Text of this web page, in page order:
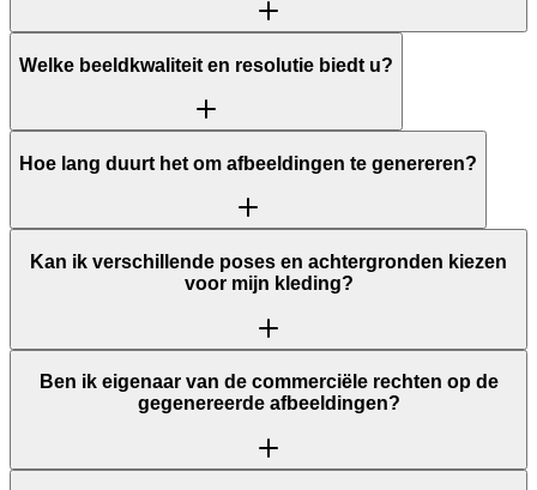
Welke beeldkwaliteit en resolutie biedt u?
Hoe lang duurt het om afbeeldingen te genereren?
Kan ik verschillende poses en achtergronden kiezen
voor mijn kleding?
Ben ik eigenaar van de commerciële rechten op de
gegenereerde afbeeldingen?